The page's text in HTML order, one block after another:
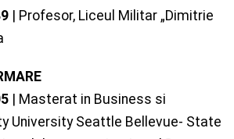
| Profesor, Liceul Militar „Dimitrie
| Masterat in Business si
University Seattle Bellevue- State